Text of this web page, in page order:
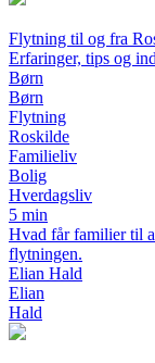
Flytning til og fra
Erfaringer, tips og
Børn
Børn
Flytning
Roskilde
Familieliv
Bolig
Hverdagsliv
5 min
Hvad får familier til
flytningen.
Elian Hald
Elian
Hald